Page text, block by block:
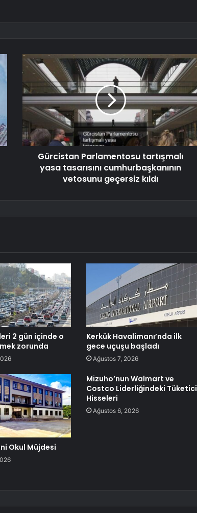
Gürcistan Parlamentosu tartışmalı
yasa tasarısını cumhurbaşkanının
vetosunu geçersiz kıldı
2 gün içinde o
zorunda
Kerkük Havalimanı’nda ilk
gece uçuşu başladı
Ağustos 7, 2026
Okul Müjdesi
Mizuho’nun Walmart ve
Costco Liderliğindeki Tüketici
Hisseleri
Ağustos 6, 2026